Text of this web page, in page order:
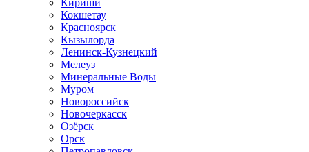
Кириши
Кокшетау
Красноярск
Кызылорда
Ленинск-Кузнецкий
Мелеуз
Минеральные Воды
Муром
Новороссийск
Новочеркасск
Озёрск
Орск